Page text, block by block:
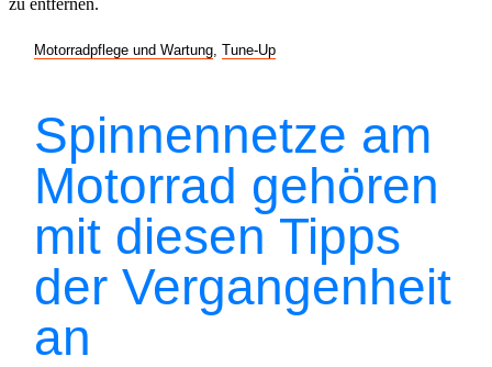
Motorradpflege und Wartung Tune-Up
Spinnennetze am
Motorrad gehören
mit diesen Tipps
der Vergangenheit
an